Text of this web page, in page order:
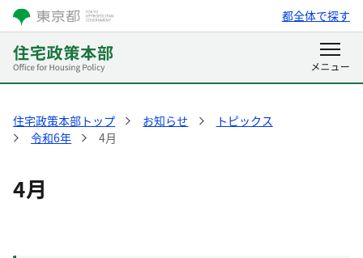
都全体で探す
住宅政策本部トップ お知らせ
トピックス
令和6年
4月
4月